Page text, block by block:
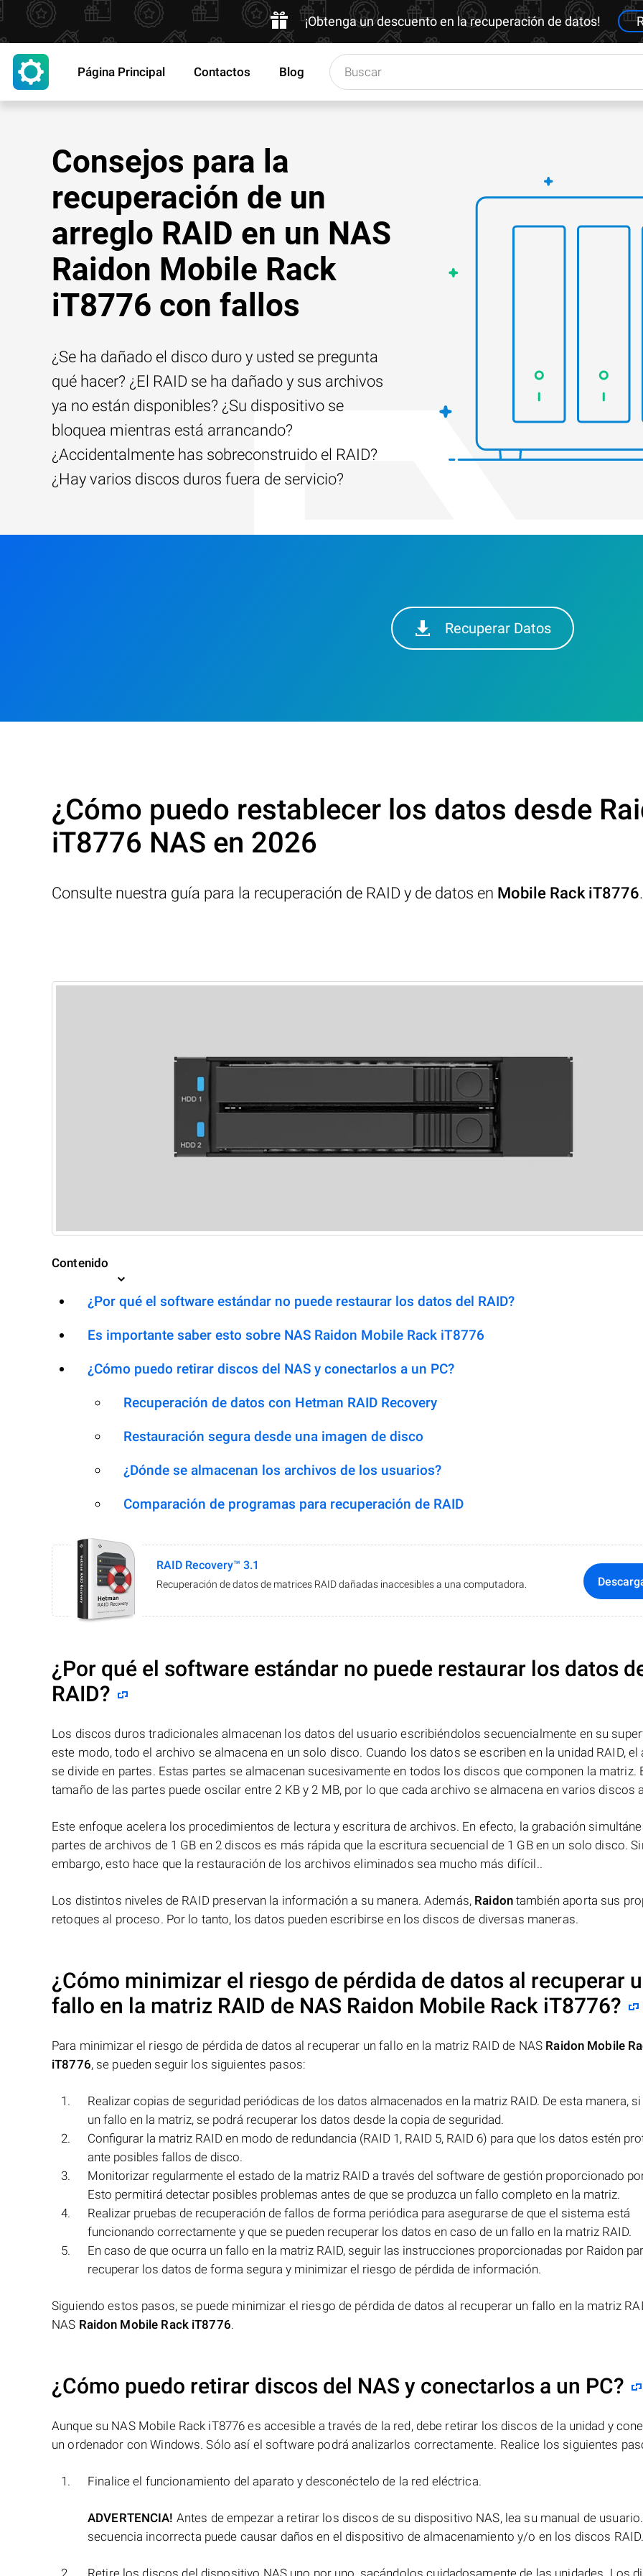
¡Obtenga un descuento en la recuperación de datos!
Página Principal Contactos Blog
Consejos para la
recuperación de un
arreglo RAID en un NAS
Raidon Mobile Rack
iT8776 con fallos
¿Se ha dañado el disco duro y usted se pregunta
qué hacer? ¿El RAID se ha dañado y sus archivos
ya no están disponibles? ¿Su dispositivo se
bloquea mientras está arrancando?
¿Accidentalmente has sobreconstruido el RAID?
¿Hay varios discos duros fuera de servicio?
Recuperar Datos
¿Cómo puedo restablecer los datos desde
iT8776 NAS en 2026
Consulte nuestra guía para la recuperación de RAID y de datos en Mobile Rack iT8776.
Contenido
¿Por qué el software estándar no puede restaurar los datos del RAID?
Es importante saber esto sobre NAS Raidon Mobile Rack iT8776
¿Cómo puedo retirar discos del NAS y conectarlos a un PC?
Recuperación de datos con Hetman RAID Recovery
Restauración segura desde una imagen de disco
¿Dónde se almacenan los archivos de los usuarios?
Comparación de programas para recuperación de RAID
RAID Recovery™ 3.1
Recuperación de datos de matrices RAID dañadas inaccesibles a una computadora.
¿Por qué el software estándar no puede restaurar los datos
RAID?
Los discos duros tradicionales almacenan los datos del usuario escribiéndolos secuencialmente en su
este modo, todo el archivo se almacena en un solo disco. Cuando los datos se escriben en la unidad RAID, el
se divide en partes. Estas partes se almacenan sucesivamente en todos los discos que componen la matriz.
tamaño de las partes puede oscilar entre 2 KB y 2 MB, por lo que cada archivo se almacena en varios discos
Este enfoque acelera los procedimientos de lectura y escritura de archivos. En efecto, la grabación
partes de archivos de 1 GB en 2 discos es más rápida que la escritura secuencial de 1 GB en un solo disco.
embargo, esto hace que la restauración de los archivos eliminados sea mucho más difícil..
Los distintos niveles de RAID preservan la información a su manera. Además, Raidontambién aporta sus
retoques al proceso. Por lo tanto, los datos pueden escribirse en los discos de diversas maneras.
¿Cómo minimizar el riesgo de pérdida de datos al recuperar
fallo en la matriz RAID de NAS Raidon Mobile Rack iT8776?
Para minimizar el riesgo de pérdida de datos al recuperar un fallo en la matriz RAID de NAS Raidon Mobile
iT8776, se pueden seguir los siguientes pasos:
Realizar copias de seguridad periódicas de los datos almacenados en la matriz RAID. De esta manera,
un fallo en la matriz, se podrá recuperar los datos desde la copia de seguridad.
Configurar la matriz RAID en modo de redundancia (RAID 1, RAID 5, RAID 6) para que los datos estén
ante posibles fallos de disco.
Monitorizar regularmente el estado de la matriz RAID a través del software de gestión proporcionado
Esto permitirá detectar posibles problemas antes de que se produzca un fallo completo en la matriz.
Realizar pruebas de recuperación de fallos de forma periódica para asegurarse de que el sistema está
funcionando correctamente y que se pueden recuperar los datos en caso de un fallo en la matriz RAID.
En caso de que ocurra un fallo en la matriz RAID, seguir las instrucciones proporcionadas por Raidon
recuperar los datos de forma segura y minimizar el riesgo de pérdida de información.
Siguiendo estos pasos, se puede minimizar el riesgo de pérdida de datos al recuperar un fallo en la matriz
NAS Raidon Mobile Rack iT8776.
¿Cómo puedo retirar discos del NAS y conectarlos a un PC?
Aunque su NAS Mobile Rack iT8776 es accesible a través de la red, debe retirar los discos de la unidad y
un ordenador con Windows. Sólo así el software podrá analizarlos correctamente. Realice los siguientes
Finalice el funcionamiento del aparato y desconéctelo de la red eléctrica.
ADVERTENCIA! Antes de empezar a retirar los discos de su dispositivo NAS, lea su manual de
secuencia incorrecta puede causar daños en el dispositivo de almacenamiento y/o en los discos
Retire los discos del dispositivo NAS uno por uno, sacándolos cuidadosamente de las unidades. Los